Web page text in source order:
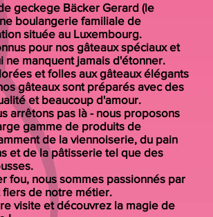
geckege Bäcker Gerard (le
boulangerie familiale de
située au Luxembourg.
pour nos gâteaux spéciaux et
ne manquent jamais d'étonner.
et folles aux gâteaux élégants
gâteaux sont préparés avec des
et beaucoup d'amour.
arrêtons pas là - nous proposons
gamme de produits de
de la viennoiserie, du pain
et de la pâtisserie tel que des
fou, nous sommes passionnés par
de notre métier.
visite et découvrez la magie de